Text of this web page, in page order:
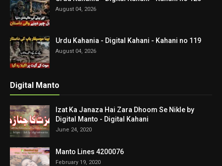
August 04, 2026
Urdu Kahania - Digital Kahani - Kahani no 119
August 04, 2026
Digital Manto
Izat Ka Janaza Hai Zara Dhoom Se Nikle by
Digital Manto - Digital Kahani
June 24, 2020
Manto Lines 4200076
February 19, 2020